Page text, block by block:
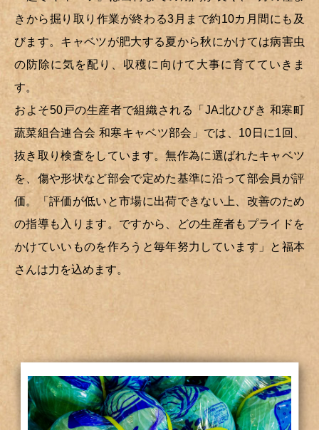
きから掘り取り作業が終わる3月まで約10カ月間にも及
びます。キャベツが肥大する夏から秋にかけては病害虫
の防除に気を配り、収穫に向けて大事に育てていきま
す。
およそ50戸の生産者で組織される「JA北ひびき 和寒町
蔬菜組合連合会 和寒キャベツ部会」では、10日に1回、
抜き取り検査をしています。無作為に選ばれたキャベツ
を、傷や形状など部会で定めた基準に沿って部会員が評
価。「評価が低いと市場に出荷できない上、改善のため
の指導も入ります。ですから、どの生産者もプライドを
かけていいものを作ろうと毎年努力しています」と福本
さんは力を込めます。